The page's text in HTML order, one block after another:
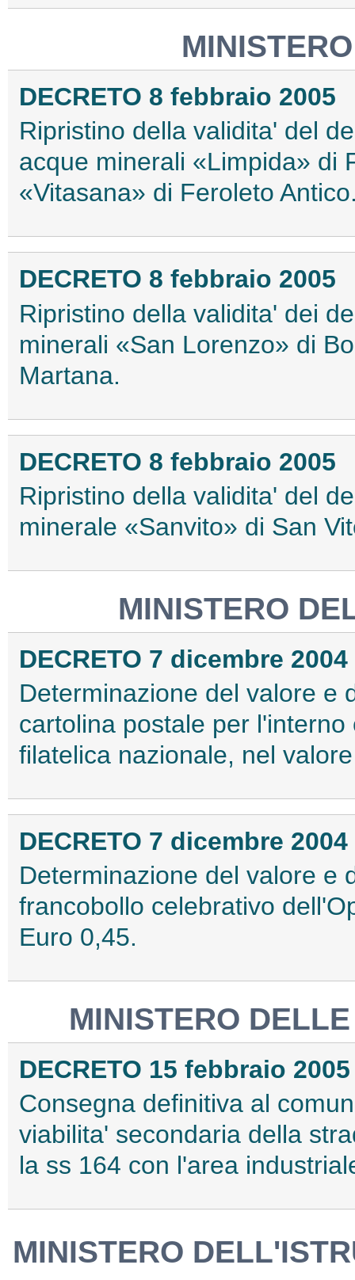
DECRETO 8 febbraio 2005
Ripristino della validita' del
acque minerali «Limpida» di
«Vitasana» di Feroleto
DECRETO 8 febbraio 2005
Ripristino della validita' dei
minerali «San Lorenzo» di
Martana.
DECRETO 8 febbraio 2005
Ripristino della validita' del
minerale «Sanvito» di San
MINISTERO
DECRETO 7 dicembre 2004
Determinazione del valore e
cartolina postale per
filatelica nazionale, nel
DECRETO 7 dicembre 2004
Determinazione del valore e
francobollo celebrativo
Euro 0,45.
MINISTERO
DECRETO 15 febbraio 2005
Consegna definitiva al
viabilita' secondaria della
la ss 164 con l'area
MINISTERO